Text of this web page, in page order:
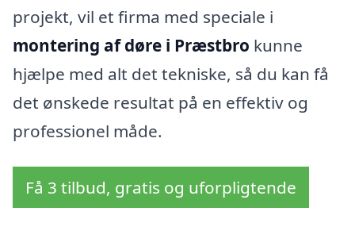
projekt, vil et firma med speciale i
montering af døre i Præstbro kunne
hjælpe med alt det tekniske, så du kan få
det ønskede resultat på en effektiv og
professionel måde.
Få 3 tilbud, gratis og uforpligtende